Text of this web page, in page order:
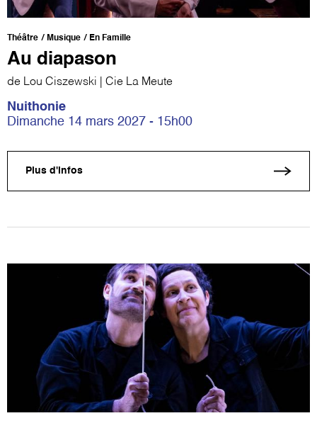
Théâtre Musique En Famille
Au diapason
de Lou Ciszewski | Cie La Meute
Nuithonie
Dimanche 14 mars 2027 - 15h00
Plus d'infos